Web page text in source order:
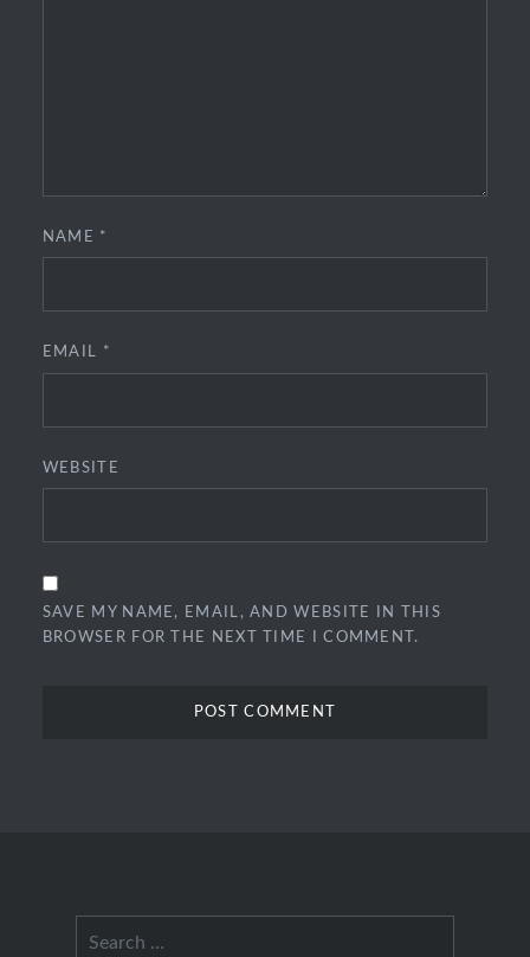
NAME *
EMAIL *
WEBSITE
SAVE MY NAME, EMAIL, AND WEBSITE IN THIS
BROWSER FOR THE NEXT TIME I COMMENT.